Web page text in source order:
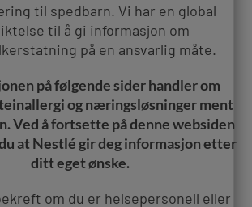
til spedbarn. Vi har en global
til å gi informasjon om
på en ansvarlig måte.
på følgende sider handler om
og næringsløsninger ment
Ved å fortsette på denne websiden
at Nestlé gir deg informasjon etter
ditt eget ønske.
om du er helsepersonell eller